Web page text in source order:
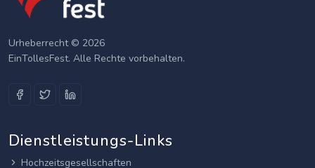
Urheberrecht © 2026
EinTollesFest. Alle Rechte vorbehalten.
Dienstleistungs-Links
Hochzeitsgesellschaften